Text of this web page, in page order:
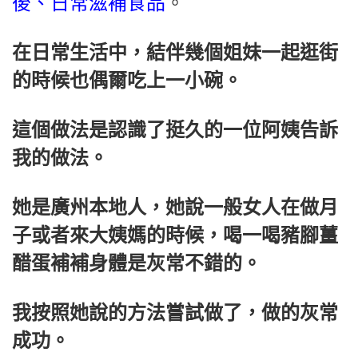
在日常生活中，結伴幾個姐妹一起逛街
的時候也偶爾吃上一小碗。
這個做法是認識了挺久的一位阿姨告訴
我的做法。
她是廣州本地人，她說一般女人在做月
子或者來大姨媽的時候，喝一喝豬腳薑
醋蛋補補身體是灰常不錯的。
我按照她說的方法嘗試做了，做的灰常
成功。